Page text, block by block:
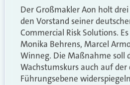
Der Großmakler Aon holt
den Vorstand seiner
Commercial Risk Solutions.
Monika Behrens, Marcel
Winneg. Die Maßnahme soll
Wachstumskurs auch auf der
Führungsebene